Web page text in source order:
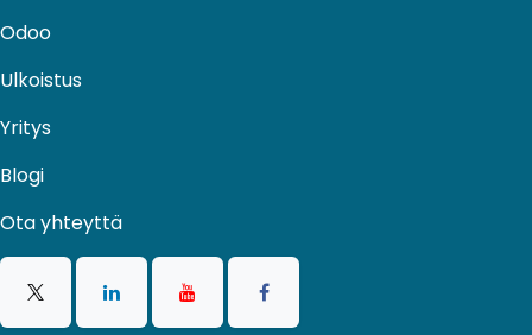
Odoo
Ulkoistus​
Yritys
Blogi
Ota yhteyttä